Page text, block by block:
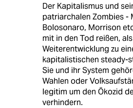
Der Kapitalismus und
patriarchalen Zombies -
Bolosonaro, Morrison
mit in den Tod reißen,
Weiterentwicklung zu
kapitalistischen steady-
Sie und ihr System
Wahlen oder
legitim um den Ökozid
verhindern.